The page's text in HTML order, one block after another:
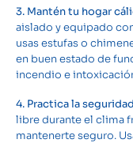
3. Mantén tu hogar
aislado y equipado
usas estufas o
en buen estado de
incendio e
4. Practica la
libre durante el clima
mantenerte seguro.